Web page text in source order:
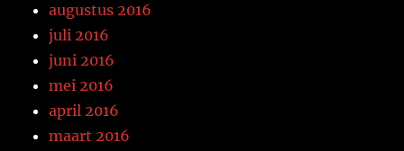
augustus 2016
juli 2016
juni 2016
mei 2016
april 2016
maart 2016